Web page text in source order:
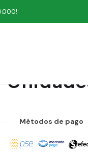
Métodos de pago